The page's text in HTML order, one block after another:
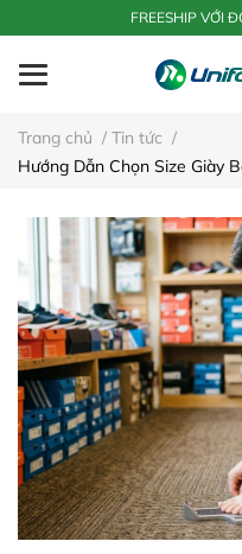
FREESHIP VỚI
Trang chủ / Tin tức /
Hướng Dẫn Chọn Size Giày